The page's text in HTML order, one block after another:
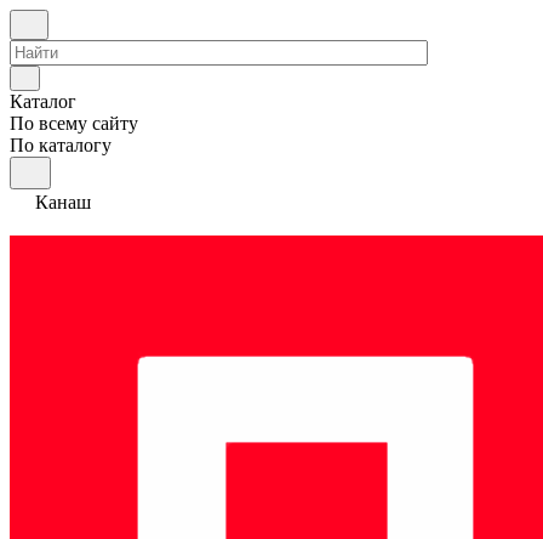
Каталог
По всему сайту
По каталогу
Канаш